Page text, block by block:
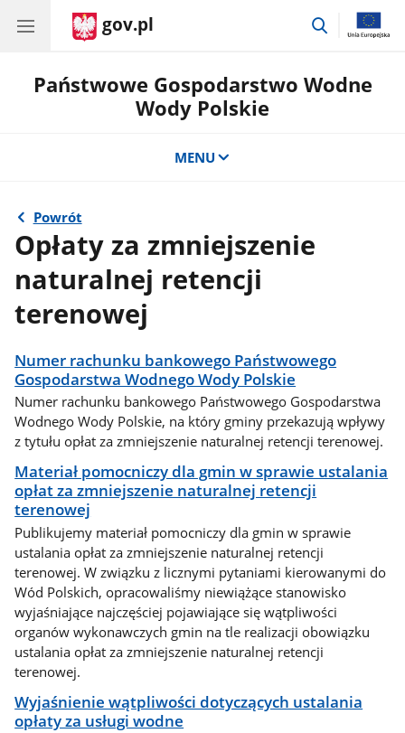
gov.pl
przejdź
Państwowe Gospodarstwo Wodne
Wody Polskie
MENU
Powrót
Opłaty za zmniejszenie
naturalnej retencji
terenowej
Numer rachunku bankowego Państwowego
Gospodarstwa Wodnego Wody Polskie
Numer rachunku bankowego Państwowego Gospodarstwa
Wodnego Wody Polskie, na który gminy przekazują wpływy
z tytułu opłat za zmniejszenie naturalnej retencji terenowej.
Materiał pomocniczy dla gmin w sprawie ustalania
opłat za zmniejszenie naturalnej retencji
terenowej
Publikujemy materiał pomocniczy dla gmin w sprawie
ustalania opłat za zmniejszenie naturalnej retencji
terenowej. W związku z licznymi pytaniami kierowanymi do
Wód Polskich, opracowaliśmy niewiążące stanowisko
wyjaśniające najczęściej pojawiające się wątpliwości
organów wykonawczych gmin na tle realizacji obowiązku
ustalania opłat za zmniejszenie naturalnej retencji
terenowej.
Wyjaśnienie wątpliwości dotyczących ustalania
opłaty za usługi wodne